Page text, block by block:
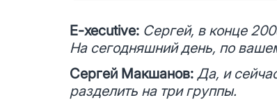
E-xecutive: Сергей, в конце
На сегодняшний день, по
Сергей Макшанов: Да, и
разделить на три группы.